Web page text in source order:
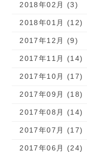
2018年02月 (3)
2018年01月 (12)
2017年12月 (9)
2017年11月 (14)
2017年10月 (17)
2017年09月 (18)
2017年08月 (14)
2017年07月 (17)
2017年06月 (24)